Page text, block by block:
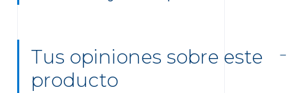
Tus opiniones sobre este
producto